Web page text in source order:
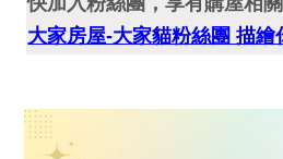
大家房屋-大家貓粉絲團 描繪